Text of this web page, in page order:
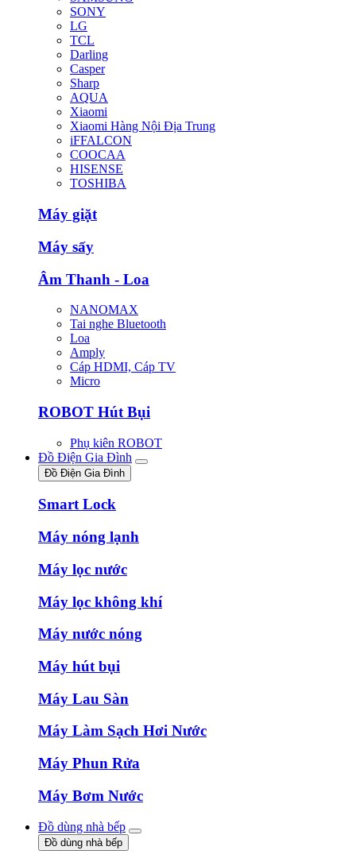
SONY
LG
TCL
Darling
Casper
Sharp
AQUA
Xiaomi
Xiaomi Hàng Nội Địa Trung
iFFALCON
COOCAA
HISENSE
TOSHIBA
Máy giặt
Máy sấy
Âm Thanh - Loa
NANOMAX
Tai nghe Bluetooth
Loa
Amply
Cáp HDMI, Cáp TV
Micro
ROBOT Hút Bụi
Phụ kiên ROBOT
Đồ Điện Gia Đình
Đồ Điện Gia Đình
Smart Lock
Máy nóng lạnh
Máy lọc nước
Máy lọc không khí
Máy nước nóng
Máy hút bụi
Máy Lau Sàn
Máy Làm Sạch Hơi Nước
Máy Phun Rửa
Máy Bơm Nước
Đồ dùng nhà bếp
Đồ dùng nhà bếp